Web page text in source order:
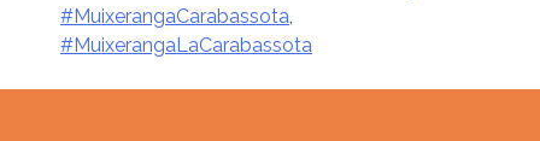
#MuixerangaCarabassota,
#MuixerangaLaCarabassota